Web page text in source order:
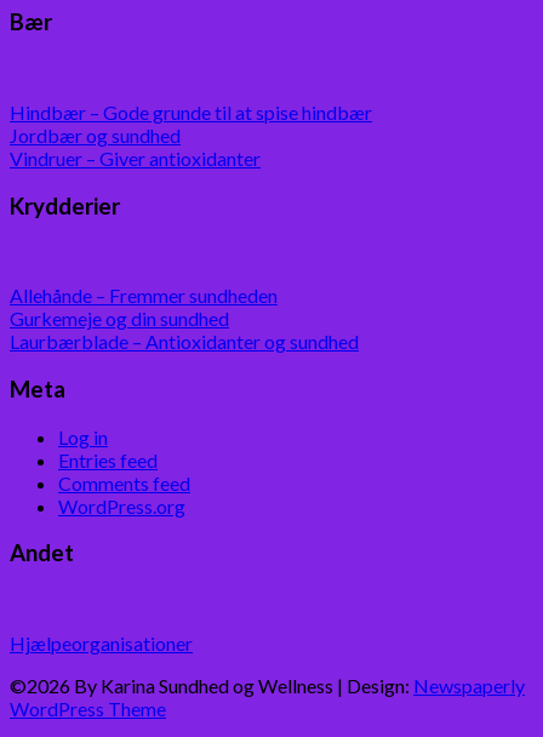
Bær
Hindbær – Gode grunde til at spise hindbær
Jordbær og sundhed
Vindruer – Giver antioxidanter
Krydderier
Allehånde – Fremmer sundheden
Gurkemeje og din sundhed
Laurbærblade – Antioxidanter og sundhed
Meta
Log in
Entries feed
Comments feed
WordPress.org
Andet
Hjælpeorganisationer
©2026 By Karina Sundhed og Wellness | Design: Newspaperly
WordPress Theme